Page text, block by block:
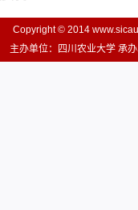
Copyright © 2014
主办单位：四川农业大学 承